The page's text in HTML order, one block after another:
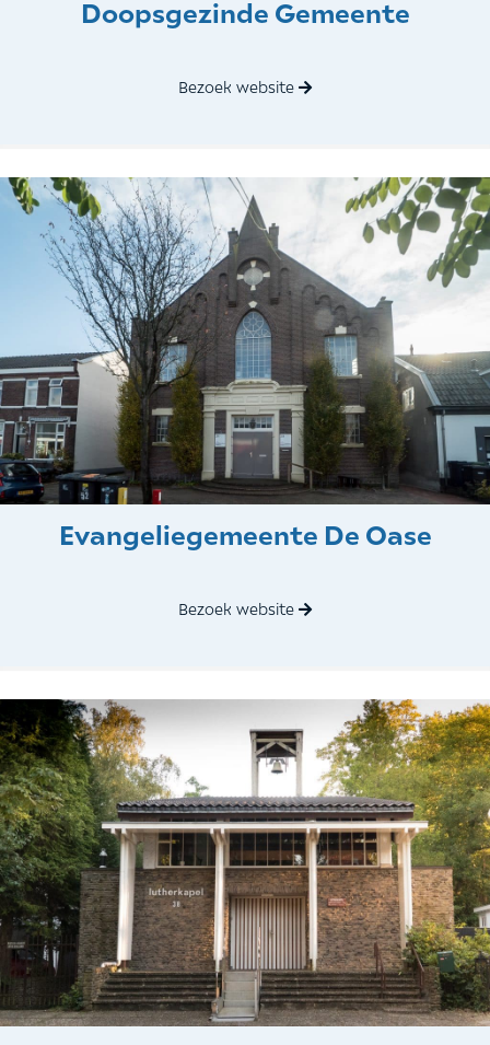
Doopsgezinde Gemeente
Bezoek website
Evangeliegemeente De Oase
Bezoek website